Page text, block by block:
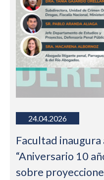
24.04.2026
Facultad
“Aniversario 10
sobre